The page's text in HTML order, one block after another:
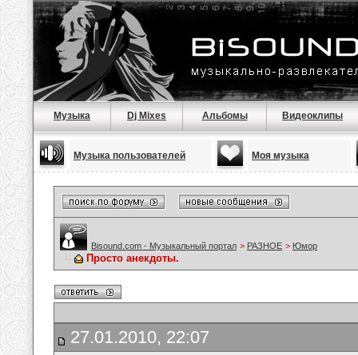
Музыка Dj Mixes Альбомы Видеоклипы
Музыка пользователей Моя музыка
Bisound.com - Музыкальный портал > РАЗНОЕ > Юмор
Просто анекдоты.
27.01.2010, 22:07